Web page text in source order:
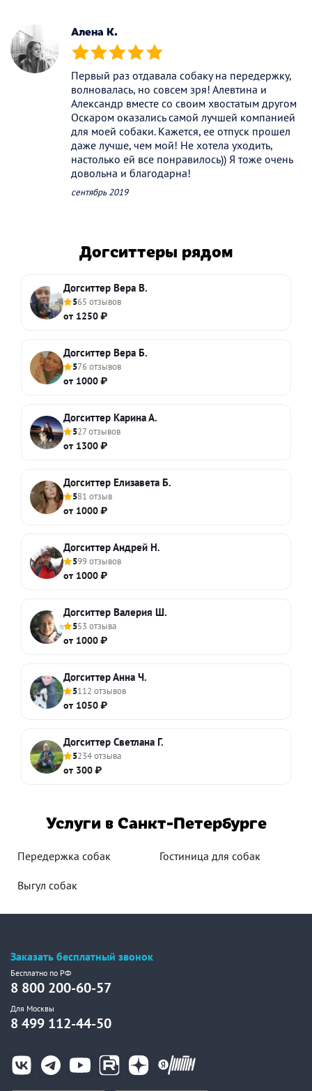
Алена К.
(*) (*) (*) (*) (*)
Первый раз отдавала собаку на передержку,
волновалась, но совсем зря! Алевтина и
Александр вместе со своим хвостатым другом
Оскаром оказались самой лучшей компанией
для моей собаки. Кажется, ее отпуск прошел
даже лучше, чем мой! Не хотела уходить,
настолько ей все понравилось)) Я тоже очень
довольна и благодарна!
сентябрь 2019
Догситтеры рядом
Догситтер Вера В.
565 отзывов
от 1250 ₽
Догситтер Вера Б.
576 отзывов
от 1000 ₽
Догситтер Карина А.
527 отзывов
от 1300 ₽
Догситтер Елизавета Б.
581 отзыв
от 1000 ₽
Догситтер Андрей Н.
599 отзывов
от 1000 ₽
Догситтер Валерия Ш.
553 отзыва
от 1000 ₽
Догситтер Анна Ч.
5112 отзывов
от 1050 ₽
Догситтер Светлана Г.
5234 отзыва
от 300 ₽
Услуги в Санкт-Петербурге
Передержка собак Гостиница для собак
Выгул собак
Заказать бесплатный звонок
Бесплатно по РФ
8 800 200-60-57
Для Москвы
8 499 112-44-50